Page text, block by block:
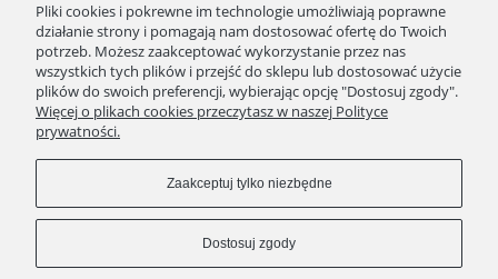
BLOG/NEWSY
SPRAWDŹ TO
STRONY
KONTAKT
Pliki cookies i pokrewne im technologie umożliwiają poprawne
działanie strony i pomagają nam dostosować ofertę do Twoich
potrzeb. Możesz zaakceptować wykorzystanie przez nas
wszystkich tych plików i przejść do sklepu lub dostosować użycie
plików do swoich preferencji, wybierając opcję "Dostosuj zgody".
Więcej o plikach cookies przeczytasz w naszej Polityce
prywatności.
Zaakceptuj tylko niezbędne
Dostosuj zgody